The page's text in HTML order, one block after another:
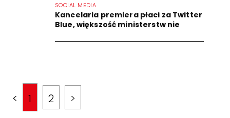
SOCIAL MEDIA
Kancelaria premiera płaci za Twitter
Blue, większość ministerstw nie
< 1 2 >